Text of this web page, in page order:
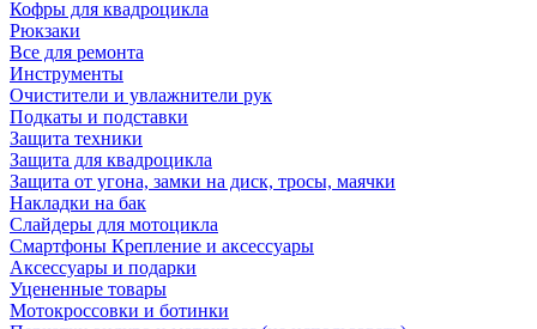
Кофры для квадроцикла
Рюкзаки
Все для ремонта
Инструменты
Очистители и увлажнители рук
Подкаты и подставки
Защита техники
Защита для квадроцикла
Защита от угона, замки на диск, тросы, маячки
Накладки на бак
Слайдеры для мотоцикла
Смартфоны Крепление и аксессуары
Аксессуары и подарки
Уцененные товары
Мотокроссовки и ботинки